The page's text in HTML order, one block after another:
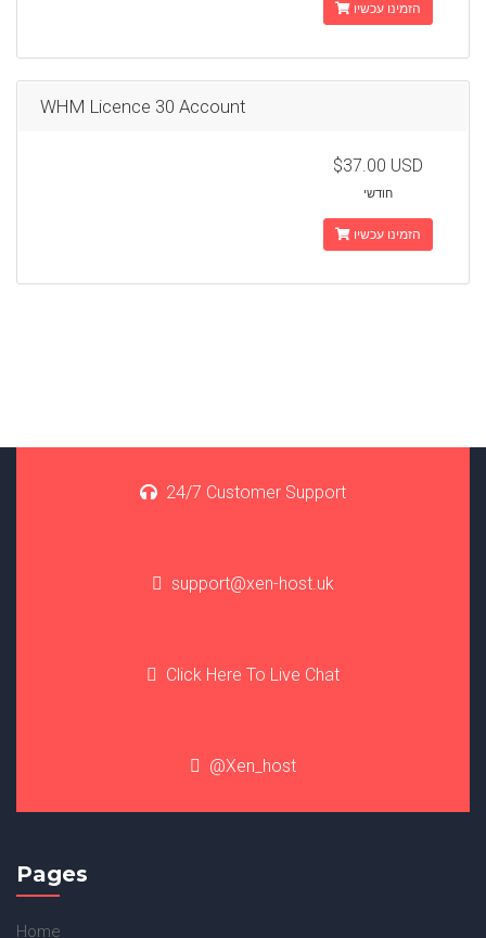
הזמינו עכשיו
WHM Licence 30 Account
$37.00 USD
חודשי
הזמינו עכשיו
24/7 Customer Support
support@xen-host.uk
Click Here To Live Chat
@Xen_host
Pages
Home